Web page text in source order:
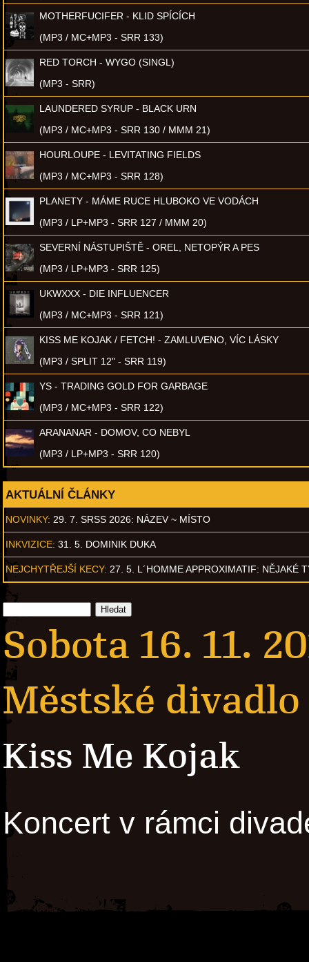
MOTHERFUCIFER - KLID SPÍCÍCH
(MP3 / MC+MP3 - SRR 133)
RED TORCH - WYGO (SINGL)
(MP3 - SRR)
LAUNDERED SYRUP - BLACK URN
(MP3 / MC+MP3 - SRR 130 / MMM 21)
HOURLOUPE - LEVITATING FIELDS
(MP3 / MC+MP3 - SRR 128)
PLANETY - MÁME RUCE HLUBOKO VE VODÁCH
(MP3 / LP+MP3 - SRR 127 / MMM 20)
SEVERNÍ NÁSTUPIŠTĚ - OREL, NETOPÝR A PES
(MP3 / LP+MP3 - SRR 125)
UKWXXX - DIE INFLUENCER
(MP3 / MC+MP3 - SRR 121)
KISS ME KOJAK / FETCH! - ZAMLUVENO, VÍC LÁSKY
(MP3 / SPLIT 12" - SRR 119)
YS - TRADING GOLD FOR GARBAGE
(MP3 / MC+MP3 - SRR 122)
ARANANAR - DOMOV, CO NEBYL
(MP3 / LP+MP3 - SRR 120)
AKTUÁLNÍ ČLÁNKY
NOVINKY: 29. 7. SRSS 2026: NÁZEV ~ MÍSTO
INKVIZICE: 31. 5. DOMINIK DUKA
NEJCHYTŘEJŠÍ KECY: 27. 5. L´HOMME APPROXIMATIF: NĚJAKÉ
Sobota 16. 11.
Městské divadlo
Kiss Me Kojak
Koncert v rámci